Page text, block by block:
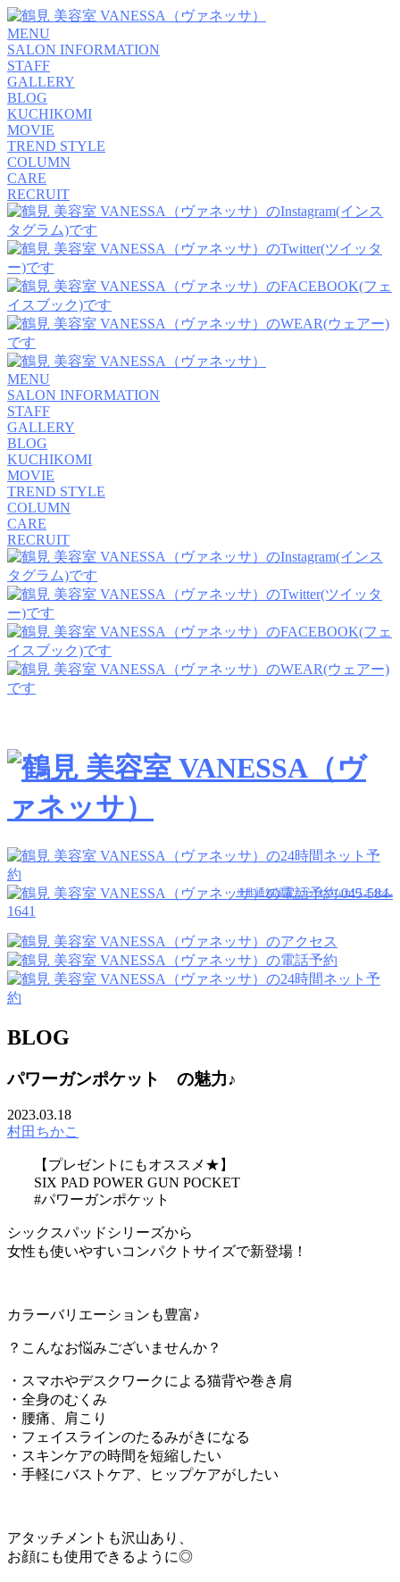
MENU
SALON INFORMATION
STAFF
GALLERY
BLOG
KUCHIKOMI
MOVIE
TREND STYLE
COLUMN
CARE
RECRUIT
MENU
SALON INFORMATION
STAFF
GALLERY
BLOG
KUCHIKOMI
MOVIE
TREND STYLE
COLUMN
CARE
RECRUIT
045-584-
1641
※非通知設定からはつながりません
BLOG
パワーガンポケット の魅力♪
2023.03.18
村田ちかこ
【プレゼントにもオススメ★】
SIX PAD POWER GUN POCKET
#パワーガンポケット
シックスパッドシリーズから
女性も使いやすいコンパクトサイズで新登場！
カラーバリエーションも豊富♪
？こんなお悩みございませんか？
・スマホやデスクワークによる猫背や巻き肩
・全身のむくみ
・腰痛、肩こり
・フェイスラインのたるみがきになる
・スキンケアの時間を短縮したい
・手軽にバストケア、ヒップケアがしたい
アタッチメントも沢山あり、
お顔にも使用できるように◎